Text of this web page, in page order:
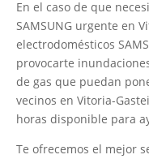
En el caso de que
SAMSUNG urgente en
electrodomésticos
provocarte
de gas que puedan
vecinos en Vitoria-
horas disponible para
Te ofrecemos el mejor